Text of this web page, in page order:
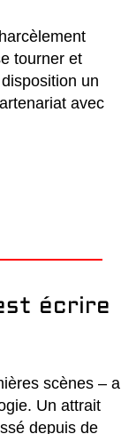
tourner et
un
avec
écrire
scènes – a
Un attrait
depuis de